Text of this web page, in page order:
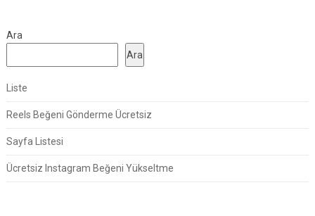
Ara
Ara
Liste
Reels Beğeni Gönderme Ücretsiz
Sayfa Listesi
Ücretsiz Instagram Beğeni Yükseltme